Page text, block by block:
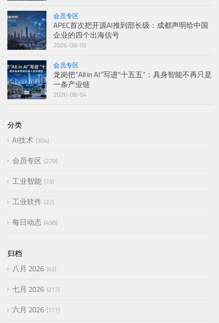
会员专区
APEC首次把开源AI推到部长级：成都声明给中国
企业的四个出海信号
2026-08-05
会员专区
龙岗把“All in AI”写进“十五五”：具身智能不再只是
一条产业链
2026-08-04
分类
AI技术 304
会员专区 279
工业智能 73
工业软件 22
每日动态 498
归档
八月 2026 42
七月 2026 217
六月 2026 171